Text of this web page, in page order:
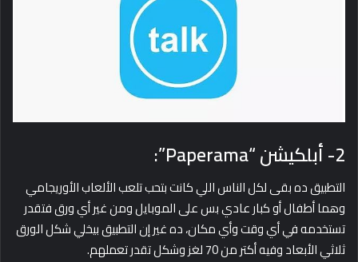
2- أبلكيشن “Paperama”:
التطبيق ده بقى لكل الناس اللي كانت بتحب تلعب الألعاب الأوريجامي
وهما أطفال أو كبار عادي بس على الموبايل ومن غير أي ورق فتقدر
تستخدمه في أي وقت وأي مكان، ده غير إن التطبيق بيخلي شكل الورق
ثلاثي الأبعاد وفيه أكتر من 70 لغز وشكل تقدر تعملهم.